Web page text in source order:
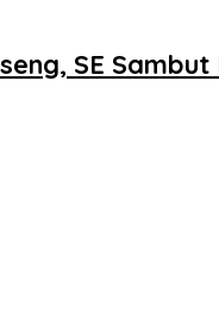
SE